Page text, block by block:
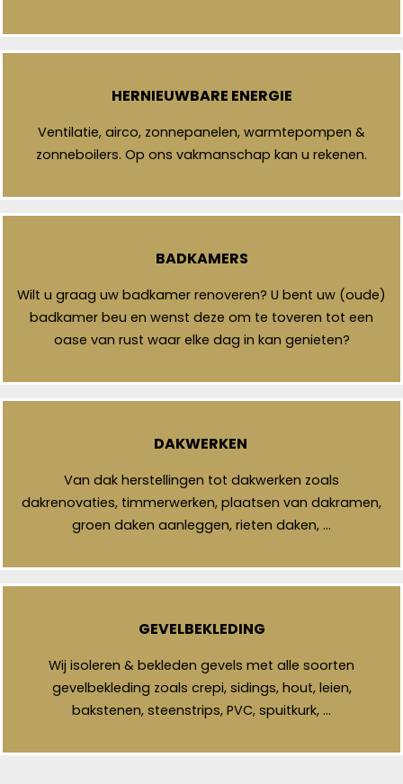
HERNIEUWBARE ENERGIE
Ventilatie, airco, zonnepanelen, warmtepompen &
zonneboilers. Op ons vakmanschap kan u rekenen.
BADKAMERS
Wilt u graag uw badkamer renoveren? U bent uw (oude)
badkamer beu en wenst deze om te toveren tot een
oase van rust waar elke dag in kan genieten?
DAKWERKEN
Van dak herstellingen tot dakwerken zoals
dakrenovaties, timmerwerken, plaatsen van dakramen,
groen daken aanleggen, rieten daken, …
GEVELBEKLEDING
Wij isoleren & bekleden gevels met alle soorten
gevelbekleding zoals crepi, sidings, hout, leien,
bakstenen, steenstrips, PVC, spuitkurk, …